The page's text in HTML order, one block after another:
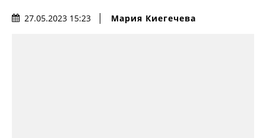
27.05.2023 15:23 Мария Киегечева